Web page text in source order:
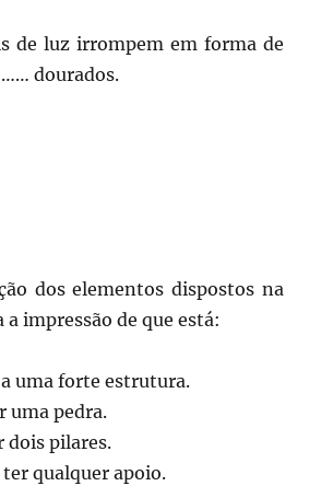
de luz irrompem em forma de
dourados.
dos elementos dispostos na
a impressão de que está:
uma forte estrutura.
uma pedra.
dois pilares.
ter qualquer apoio.